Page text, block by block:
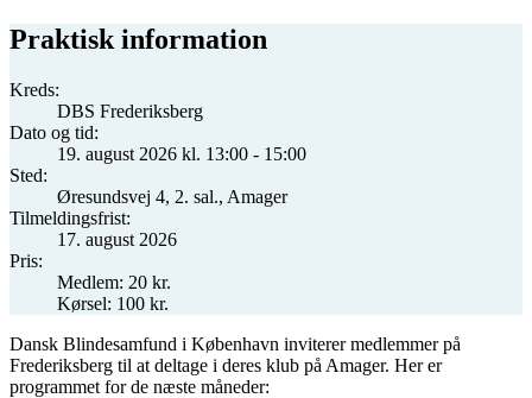
Praktisk information
Kreds:
DBS Frederiksberg
Dato og tid:
19. august 2026 kl. 13:00 - 15:00
Sted:
Øresundsvej 4, 2. sal., Amager
Tilmeldingsfrist:
17. august 2026
Pris:
Medlem: 20 kr.
Kørsel: 100 kr.
Dansk Blindesamfund i København inviterer medlemmer på
Frederiksberg til at deltage i deres klub på Amager. Her er
programmet for de næste måneder: